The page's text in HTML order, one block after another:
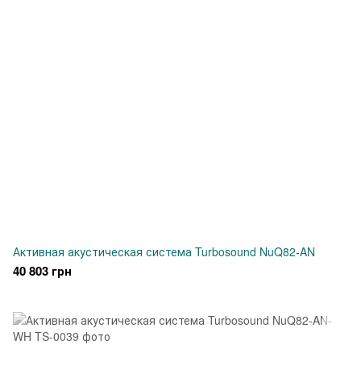
Активная акустическая система Turbosound NuQ82-AN
40 803 грн